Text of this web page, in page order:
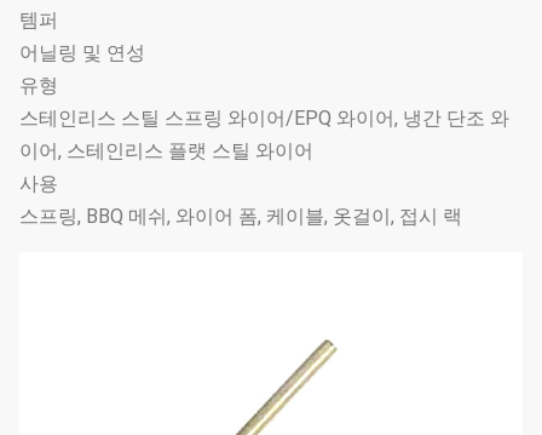
템퍼
어닐링 및 연성
유형
스테인리스 스틸 스프링 와이어/EPQ 와이어, 냉간 단조 와
이어, 스테인리스 플랫 스틸 와이어
사용
스프링, BBQ 메쉬, 와이어 폼, 케이블, 옷걸이, 접시 랙